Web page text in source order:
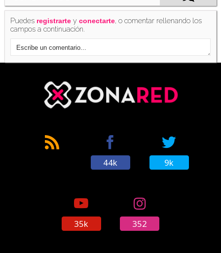
Puedes registrarte yconectarte, o comentar rellenando los
campos a continuación.
44k 9k
35k 352